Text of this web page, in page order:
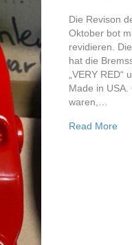
Die Revison
Oktober bot
revidieren.
hat die
„VERY
Made in
waren,…
Read More